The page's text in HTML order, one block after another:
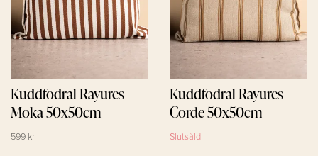
Kuddfodral Rayures
Moka 50x50cm
599 kr
Kuddfodral Rayures
Corde 50x50cm
Slutsåld